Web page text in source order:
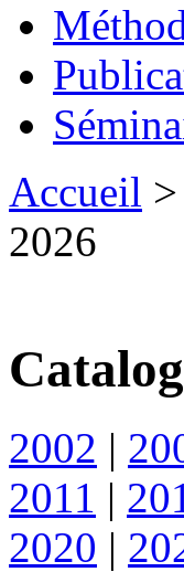
Accueil >
2026
2002 |
2011 |
2020 |